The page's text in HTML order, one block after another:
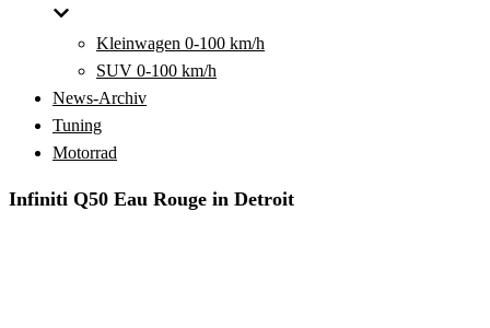
Kleinwagen 0-100 km/h
SUV 0-100 km/h
News-Archiv
Tuning
Motorrad
Infiniti Q50 Eau Rouge in Detroit